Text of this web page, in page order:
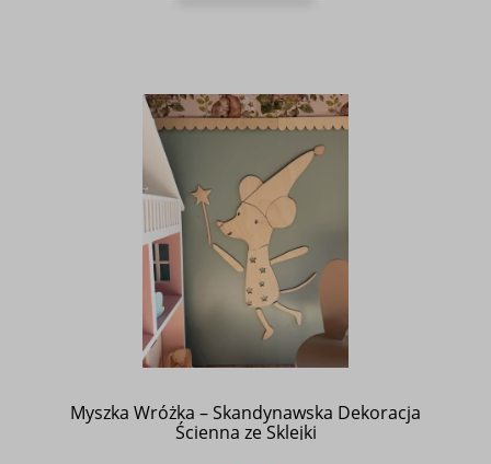
Myszka Wróżka – Skandynawska Dekoracja
Ścienna ze Sklejki